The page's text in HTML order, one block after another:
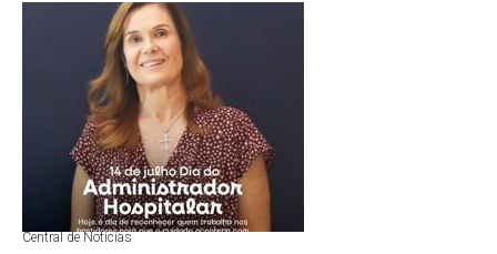
Central de Notícias